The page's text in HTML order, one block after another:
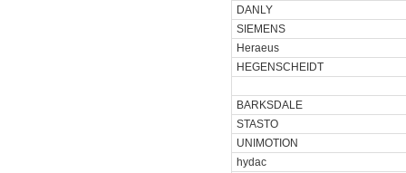
DANLY
SIEMENS
Heraeus
HEGENSCHEIDT
BARKSDALE
STASTO
UNIMOTION
hydac